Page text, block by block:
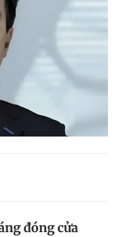
đóng cửa